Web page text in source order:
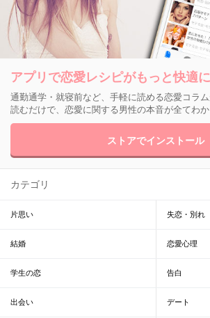
アプリで恋愛レシピがもっと快適に
通勤通学・就寝前など、手軽に読める恋愛コラ
読むだけで、恋愛に関する男性の本音が全てわか
ストアでインストール
カテゴリ
片思い 失恋・別れ
結婚 恋愛心理
学生の恋 告白
出会い デート